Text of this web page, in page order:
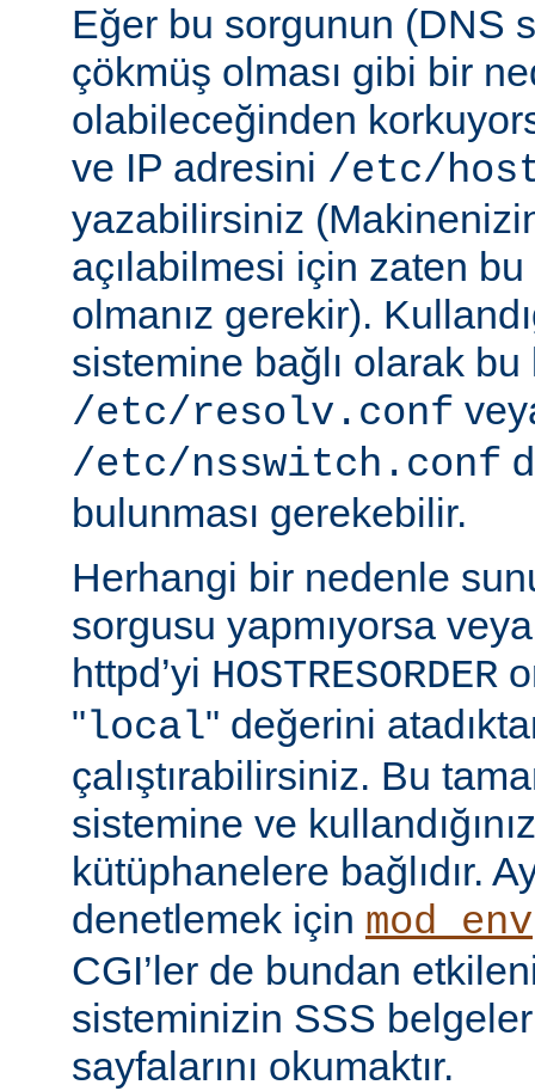
Eğer bu sorgunun (DNS
çökmüş olması gibi bir
olabileceğinden
ve IP adresini /etc/
yazabilirsiniz
açılabilmesi için zaten bu
olmanız gerekir).
sistemine bağlı olarak bu
/etc/resolv.conf
/etc/nsswitch.conf
bulunması gerekebilir.
Herhangi bir nedenle
sorgusu yapmıyorsa
httpd’yi HOSTRESORDER
" local" değerini
çalıştırabilirsiniz. Bu
sistemine ve
kütüphanelere bağlıdır.
denetlemek için mod_env
CGI’ler de bundan
sisteminizin SSS
sayfalarını okumaktır.